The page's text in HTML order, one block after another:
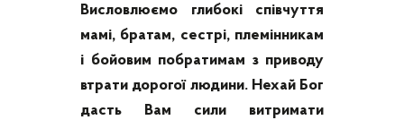
Висловлюємо глибокі співчуття
мамі, братам, сестрі, племінникам
і бойовим побратимам з приводу
втрати дорогої людини. Нехай Бог
дасть Вам сили витримати